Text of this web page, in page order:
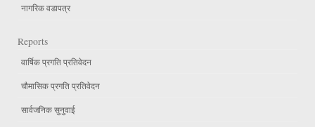
नागरिक वडापत्र
Reports
वार्षिक प्रगति प्रतिवेदन
चौमासिक प्रगति प्रतिवेदन
सार्वजनिक सुनुवाई